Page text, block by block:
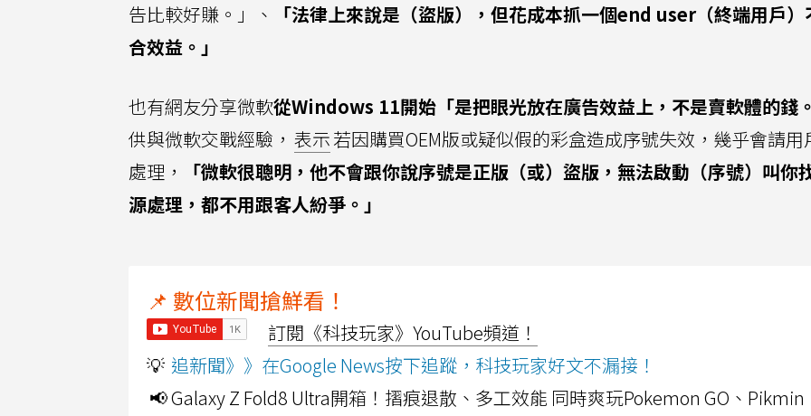
告比較好賺。」、
「法律上來說是（盜版），但花成本抓一個end user（終端用戶）
合效益。」
也有網友分享微軟從Windows 11開始「是把眼光放在廣告效益上，不是賣軟體的錢
供與微軟交戰經驗， 表示若因購買OEM版或疑似假的彩盒造成序號失效，幾乎會請用
處理，
「微軟很聰明，他不會跟你說序號是正版（或）盜版，無法啟動（序號）叫你
源處理，都不用跟客人紛爭。」
📌 數位新聞搶鮮看！
訂閱《科技玩家》YouTube頻道！
💡 追新聞》》在Google News按下追蹤，科技玩家好文不漏接！
📢 Galaxy Z Fold8 Ultra開箱！摺痕退散、多工效能 同時爽玩Pokemon GO、Pikmin